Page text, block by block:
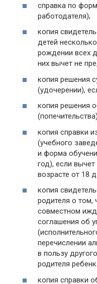
справка по
работодателя);
копия
детей
рождении всех
них вычет не
копия решения
(удочерении),
копия решения
копия справки
(учебного
и форма
год), если
возрасте от 18
копия
родителя о том,
совместном
соглашения об
перечислении
в пользу
родителя
копия справки